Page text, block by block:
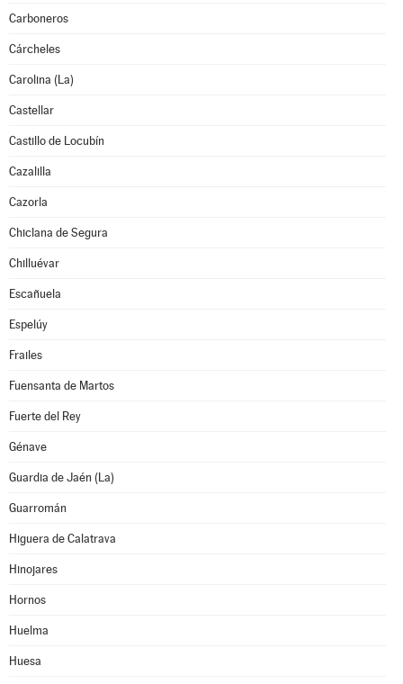
Carboneros
Cárcheles
Carolina (La)
Castellar
Castillo de Locubín
Cazalilla
Cazorla
Chiclana de Segura
Chilluévar
Escañuela
Espelúy
Frailes
Fuensanta de Martos
Fuerte del Rey
Génave
Guardia de Jaén (La)
Guarromán
Higuera de Calatrava
Hinojares
Hornos
Huelma
Huesa